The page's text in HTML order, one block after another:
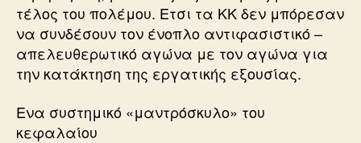
τέλος του πολέμου. Ετσι τα ΚΚ δεν μπόρεσαν
να συνδέσουν τον ένοπλο αντιφασιστικό –
απελευθερωτικό αγώνα με τον αγώνα για
την κατάκτηση της εργατικής εξουσίας.
Ενα συστημικό «μαντρόσκυλο» του
κεφαλαίου